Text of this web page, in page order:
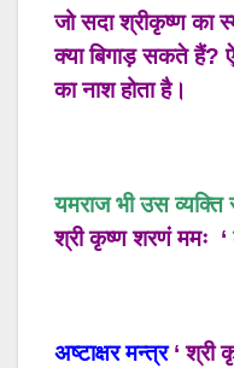
जो सदा श्रीकृष्ण का
क्या बिगाड़ सकते हैं?
का नाश होता है।
यमराज भी उस व्यक्ति
श्री कृष्ण शरणं ममः ‘
अष्टाक्षर मन्त्र ‘श्री